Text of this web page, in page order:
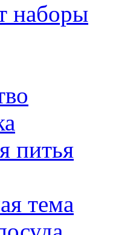
наборы
питья
тема